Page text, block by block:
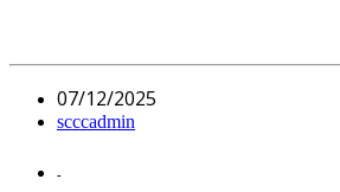
07/12/2025
scccadmin
-